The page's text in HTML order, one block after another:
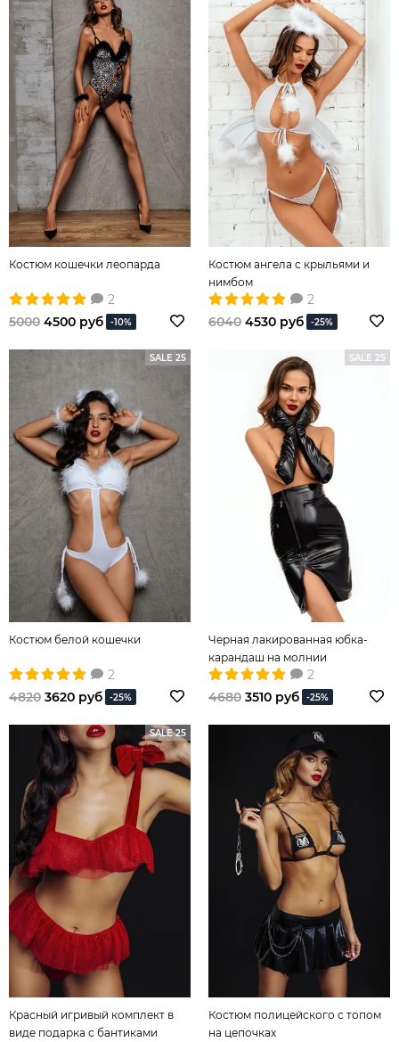
Костюм кошечки леопарда
2
5000 4500 руб -10%
Костюм ангела с крыльями и
нимбом
2
6040 4530 руб -25%
SALE 25
Костюм белой кошечки
2
4820 3620 руб -25%
SALE 25
Черная лакированная юбка-
карандаш на молнии
2
4680 3510 руб -25%
SALE 25
Красный игривый комплект в
виде подарка с бантиками
Костюм полицейского с топом
на цепочках